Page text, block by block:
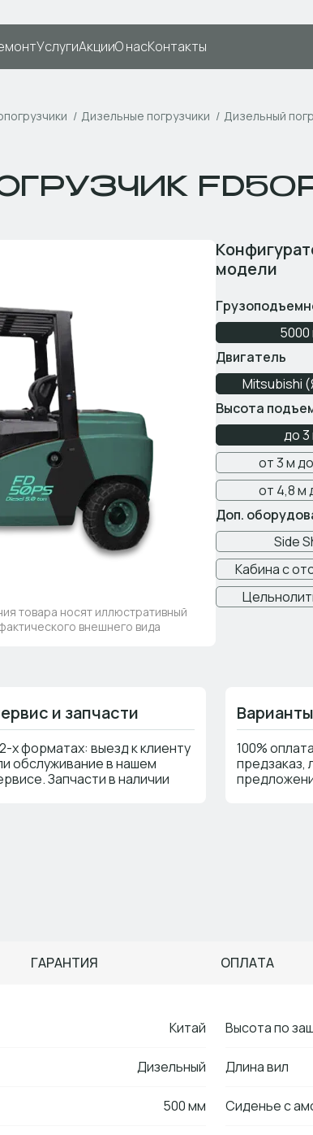
УслугиАкцииО насКонтакты
Дизельные погрузчики Дизельный
товара носят иллюстративный
внешнего вида
модели
5000
Двигатель
Mitsubishi
Высота
до 3
от 3 м
от 4,8
Доп.
Side
Кабина с
и запчасти
х форматах: выезд к клиенту
обслуживание в нашем
Запчасти в наличии
100%
предзаказ,
ГАРАНТИЯ ОПЛАТА
Китай
Дизельный
500 мм
Высота по
Длина вил
Сиденье с